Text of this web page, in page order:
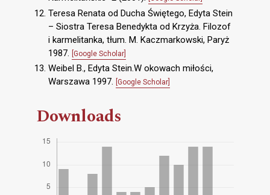
Teresa Renata od Ducha Świętego, Edyta Stein
– Siostra Teresa Benedykta od Krzyża. Filozof
i karmelitanka, tłum. M. Kaczmarkowski, Paryż
1987. [Google Scholar]
Weibel B., Edyta Stein.W okowach miłości,
Warszawa 1997. [Google Scholar]
Downloads